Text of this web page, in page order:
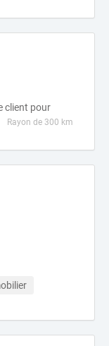
client pour
Rayon de 300 km